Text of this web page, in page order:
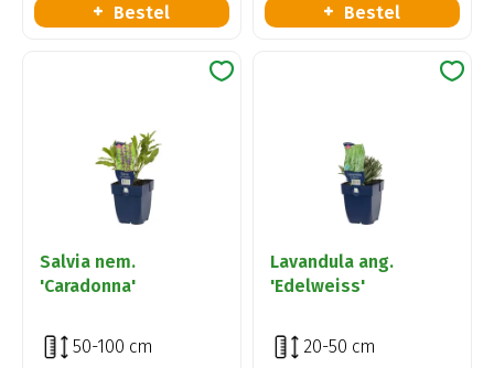
Bestel
Bestel
Salvia nem.
'Caradonna'
50-100 cm
Lavandula ang.
'Edelweiss'
20-50 cm